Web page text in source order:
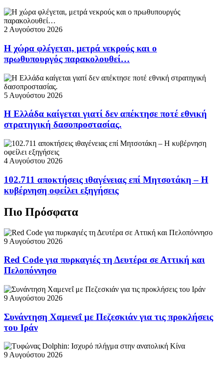
2 Αυγούστου 2026
Η χώρα φλέγεται, μετρά νεκρούς και ο
πρωθυπουργός παρακολουθεί…
5 Αυγούστου 2026
Η Ελλάδα καίγεται γιατί δεν απέκτησε ποτέ εθνική
στρατηγική δασοπροστασίας.
4 Αυγούστου 2026
102.711 αποκτήσεις ιθαγένειας επί Μητσοτάκη – Η
κυβέρνηση οφείλει εξηγήσεις
Πιο Πρόσφατα
9 Αυγούστου 2026
Red Code για πυρκαγιές τη Δευτέρα σε Αττική και
Πελοπόννησο
9 Αυγούστου 2026
Συνάντηση Χαμενεΐ με Πεζεσκιάν για τις προκλήσεις
του Ιράν
9 Αυγούστου 2026